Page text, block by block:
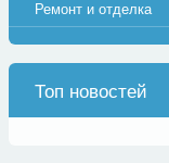
Ремонт и отделка
Топ новостей